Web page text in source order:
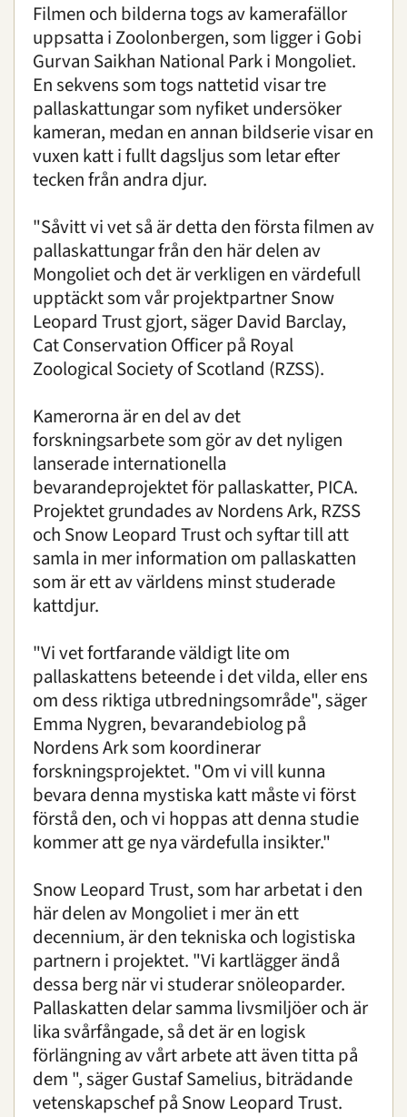
Filmen och bilderna togs av kamerafällor
uppsatta i Zoolonbergen, som ligger i Gobi
Gurvan Saikhan National Park i Mongoliet.
En sekvens som togs nattetid visar tre
pallaskattungar som nyfiket undersöker
kameran, medan en annan bildserie visar en
vuxen katt i fullt dagsljus som letar efter
tecken från andra djur.
"Såvitt vi vet så är detta den första filmen av
pallaskattungar från den här delen av
Mongoliet och det är verkligen en värdefull
upptäckt som vår projektpartner Snow
Leopard Trust gjort, säger David Barclay,
Cat Conservation Officer på Royal
Zoological Society of Scotland (RZSS).
Kamerorna är en del av det
forskningsarbete som gör av det nyligen
lanserade internationella
bevarandeprojektet för pallaskatter, PICA.
Projektet grundades av Nordens Ark, RZSS
och Snow Leopard Trust och syftar till att
samla in mer information om pallaskatten
som är ett av världens minst studerade
kattdjur.
"Vi vet fortfarande väldigt lite om
pallaskattens beteende i det vilda, eller ens
om dess riktiga utbredningsområde", säger
Emma Nygren, bevarandebiolog på
Nordens Ark som koordinerar
forskningsprojektet. "Om vi vill kunna
bevara denna mystiska katt måste vi först
förstå den, och vi hoppas att denna studie
kommer att ge nya värdefulla insikter."
Snow Leopard Trust, som har arbetat i den
här delen av Mongoliet i mer än ett
decennium, är den tekniska och logistiska
partnern i projektet. "Vi kartlägger ändå
dessa berg när vi studerar snöleoparder.
Pallaskatten delar samma livsmiljöer och är
lika svårfångade, så det är en logisk
förlängning av vårt arbete att även titta på
dem ", säger Gustaf Samelius, biträdande
vetenskapschef på Snow Leopard Trust.